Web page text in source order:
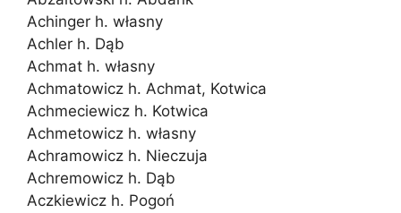
Achinger h. własny
Achler h. Dąb
Achmat h. własny
Achmatowicz h. Achmat, Kotwica
Achmeciewicz h. Kotwica
Achmetowicz h. własny
Achramowicz h. Nieczuja
Achremowicz h. Dąb
Aczkiewicz h. Pogoń